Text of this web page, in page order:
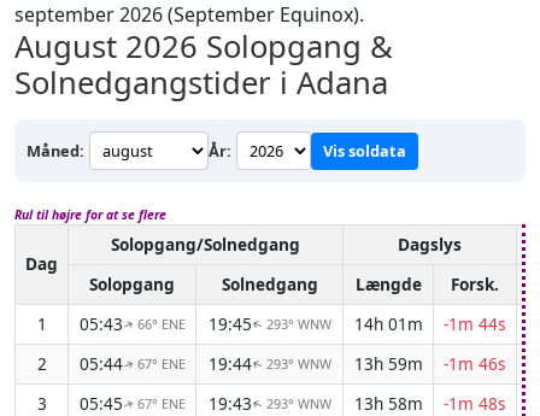
september 2026 (September Equinox).
August 2026 Solopgang &
Solnedgangstider i Adana
Måned: År: Vis soldata
Rul til højre for at se flere
Dag
Solopgang/Solnedgang Dagslys
Solopgang
Solnedgang Længde
Forsk.
1
05:43↑ 66° ENE 19:45↑ 293° WNW 14h 01m
-1m 44s
2
05:44↑ 67° ENE 19:44↑ 293° WNW 13h 59m
-1m 46s
3
05:45↑ 67° ENE 19:43↑ 293° WNW 13h 58m
-1m 48s